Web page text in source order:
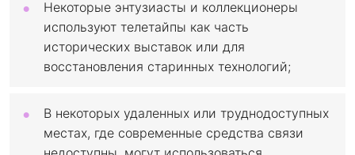
Некоторые энтузиасты и коллекционеры
используют телетайпы как часть
исторических выставок или для
восстановления старинных технологий;
В некоторых удаленных или труднодоступных
местах, где современные средства связи